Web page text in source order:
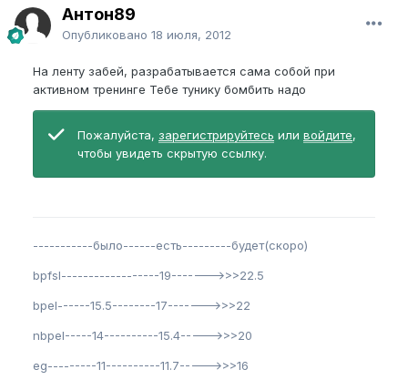
Антон89
Опубликовано 18 июля, 2012
На ленту забей, разрабатывается сама собой при
активном тренинге Тебе тунику бомбить надо
Пожалуйста, зарегистрируйтесь или войдите,
чтобы увидеть скрытую ссылку.
-----------было------есть---------будет(скоро)
bpfsl------------------19------->>>22.5
bpel------15.5--------17------->>>22
nbpel-----14----------15.4----->>>20
eg---------11----------11.7----->>>16